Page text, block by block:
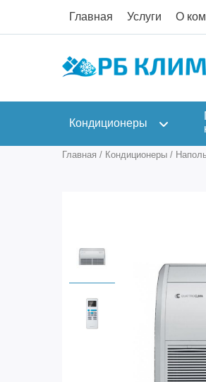
Главная Услуги О
Кондиционеры
Главная / Кондиционеры /